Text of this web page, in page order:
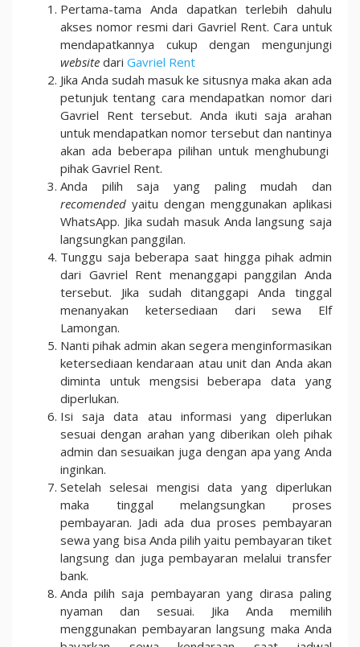
Pertama-tama Anda dapatkan terlebih dahulu
akses nomor resmi dari Gavriel Rent. Cara untuk
mendapatkannya cukup dengan mengunjungi
website dari Gavriel Rent
Jika Anda sudah masuk ke situsnya maka akan ada
petunjuk tentang cara mendapatkan nomor dari
Gavriel Rent tersebut. Anda ikuti saja arahan
untuk mendapatkan nomor tersebut dan nantinya
akan ada beberapa pilihan untuk menghubungi
pihak Gavriel Rent.
Anda pilih saja yang paling mudah dan
recomended yaitu dengan menggunakan aplikasi
WhatsApp. Jika sudah masuk Anda langsung saja
langsungkan panggilan.
Tunggu saja beberapa saat hingga pihak admin
dari Gavriel Rent menanggapi panggilan Anda
tersebut. Jika sudah ditanggapi Anda tinggal
menanyakan ketersediaan dari sewa Elf
Lamongan.
Nanti pihak admin akan segera menginformasikan
ketersediaan kendaraan atau unit dan Anda akan
diminta untuk mengsisi beberapa data yang
diperlukan.
Isi saja data atau informasi yang diperlukan
sesuai dengan arahan yang diberikan oleh pihak
admin dan sesuaikan juga dengan apa yang Anda
inginkan.
Setelah selesai mengisi data yang diperlukan
maka tinggal melangsungkan proses
pembayaran. Jadi ada dua proses pembayaran
sewa yang bisa Anda pilih yaitu pembayaran tiket
langsung dan juga pembayaran melalui transfer
bank.
Anda pilih saja pembayaran yang dirasa paling
nyaman dan sesuai. Jika Anda memilih
menggunakan pembayaran langsung maka Anda